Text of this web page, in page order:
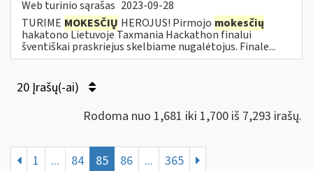
Web turinio sąrašas 2023-09-28
TURIME MOKESČIŲ HEROJUS! Pirmojo mokesčių
hakatono Lietuvoje Taxmania Hackathon finalui
šventiškai praskriejus skelbiame nugalėtojus. Finale...
20 Įrašų(-ai)
Rodoma nuo 1,681 iki 1,700 iš 7,293 irašų.
1 ... 84 85 86 ... 365